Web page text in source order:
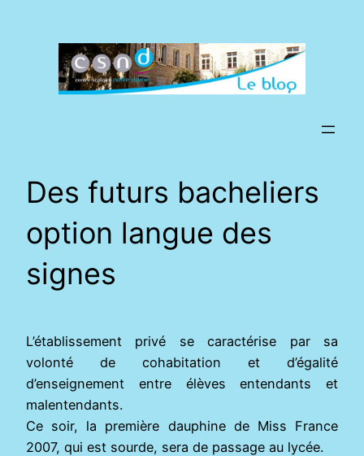
Des futurs bacheliers
option langue des
signes
L’établissement privé se caractérise par sa
volonté de cohabitation et d’égalité
d’enseignement entre élèves entendants et
malentendants.
Ce soir, la première dauphine de Miss France
2007, qui est sourde, sera de passage au lycée.